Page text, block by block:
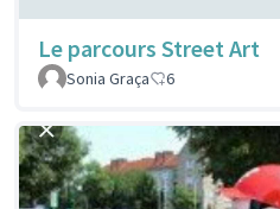
Le parcours Street Art
Sonia Graça
6